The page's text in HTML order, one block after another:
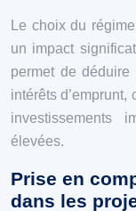
Le choix du
un impact
permet de déduire
intérêts d’emprunt,
investissements
élevées.
Prise en
dans les